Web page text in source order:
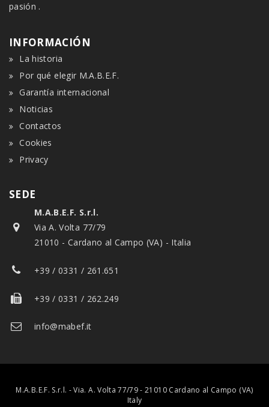
pasión .
INFORMACIÓN
La historia
Por qué elegir M.A.B.E.F.
Garantía internacional
Noticias
Contactos
Cookies
Privacy
SEDE
M.A.B.E.F. S.r.l.
Via A. Volta 77/79
21010 - Cardano al Campo (VA) - Italia
+39 / 0331 / 261.651
+39 / 0331 / 262.249
info@mabef.it
M.A.B.E.F. S.r.l. - Via. A. Volta 77/79 - 21010 Cardano al Campo (VA)
Italy